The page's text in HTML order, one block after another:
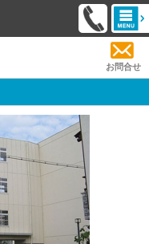
お問合せ